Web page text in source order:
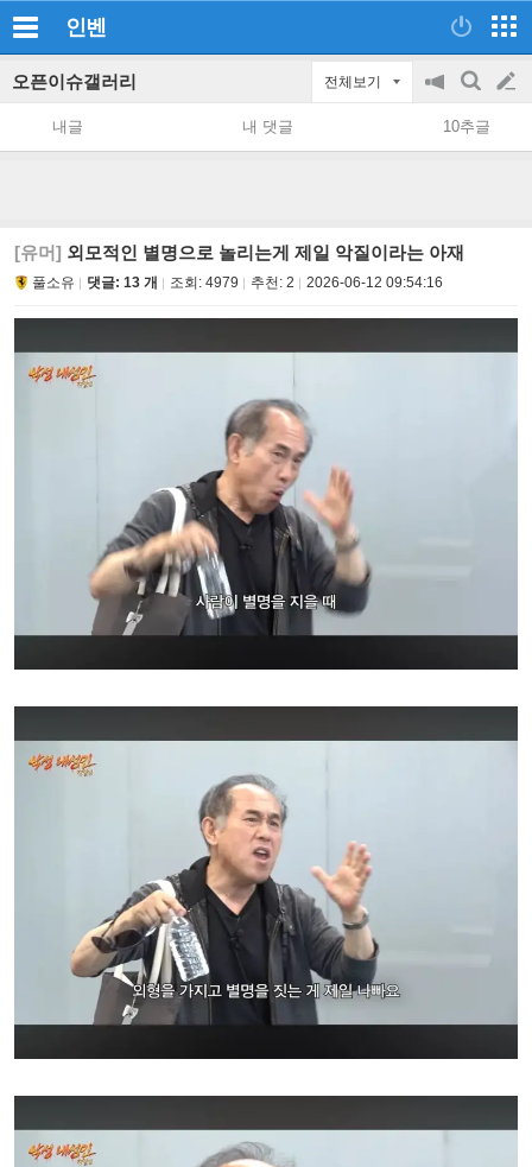
인벤
오픈이슈갤러리 전체보기
공
지
on/off
검
색
글
쓰
내글 내 댓글 10추글
[유머] 외모적인 별명으로 놀리는게 제일 악질이라는 아재
풀소유 댓글: 13 개 조회: 4979 추천: 2 2026-06-12 09:54:16